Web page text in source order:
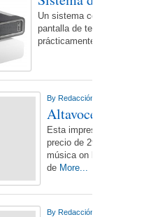
Un sistema concebido
pantalla de televisión HD
prácticamente todas las
By Redacción NdL
Altavoces
Esta impresionante
precio de 299 euros,
música on line más
de More...
By Redacción NdL